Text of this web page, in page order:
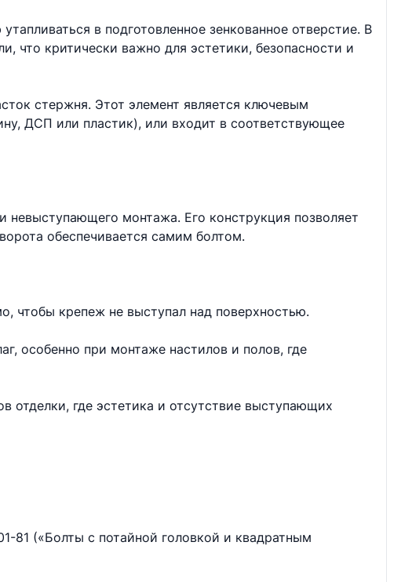
в подготовленное зенкованное отверстие. В
что критически важно для эстетики, безопасности и
стержня. Этот элемент является ключевым
ДСП или пластик), или входит в соответствующее
монтажа. Его конструкция позволяет
обеспечивается самим болтом.
чтобы крепеж не выступал над поверхностью.
особенно при монтаже настилов и полов, где
отделки, где эстетика и отсутствие выступающих
81 («Болты с потайной головкой и квадратным